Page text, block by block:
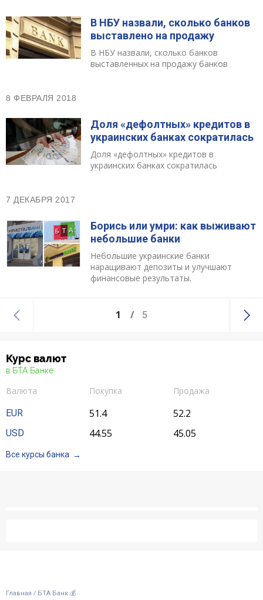
В НБУ назвали, сколько банков
выставлено на продажу
В НБУ назвали, сколько банков
выставленных на продажу банков
8 ФЕВРАЛЯ 2018
Доля «дефолтных» кредитов в
украинских банках сократилась
Доля «дефолтных» кредитов в
украинских банках сократилась
7 ДЕКАБРЯ 2017
Борись или умри: как выживают
небольшие банки
Небольшие украинские банки
наращивают депозиты и улучшают
финансовые результаты.
1 5
Курс валют
в БТА Банке
Валюта Покупка
Продажа
EUR
51.4 52.2
USD 44.55 45.05
Все курсы банка
Главная / БТА Банк 💰